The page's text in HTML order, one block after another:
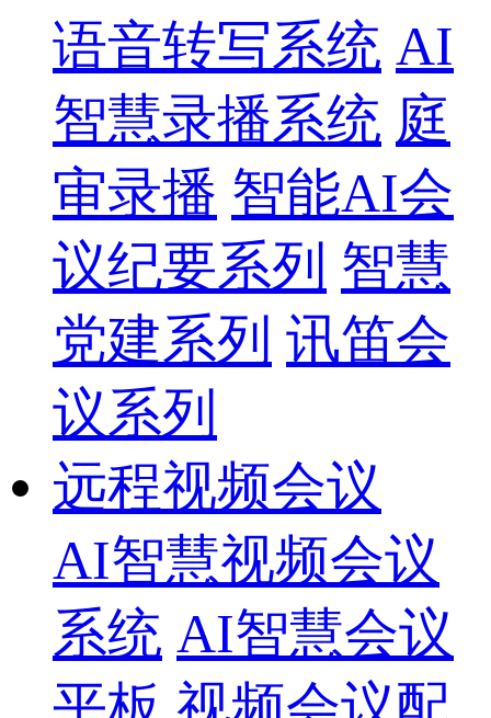
语音转写系统 AI
智慧录播系统 庭
审录播 智能AI会
议纪要系列 智慧
党建系列 讯笛会
议系列
远程视频会议
AI智慧视频会议
系统 AI智慧会议